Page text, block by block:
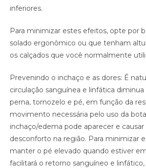
inferiores.
Para minimizar estes efeitos, opte por
solado ergonômico ou que tenham
os calçados que você normalmente
Prevenindo o inchaço e as dores: É
circulação sanguínea e linfática diminua
perna, tornozelo e pé, em função da
movimento necessária pelo uso da
inchaço/edema pode aparecer e causar
desconforto na região. Para minimizar
manter o pé elevado quando estiver
facilitará o retorno sanguíneo e